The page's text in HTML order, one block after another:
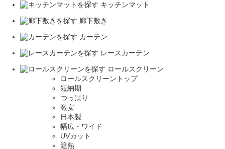
キッチンマット
廊下敷き
カーテン
レースカーテン
ロールスクリーン
ロールスクリーントップ
短納期
つっぱり
激安
日本製
幅広・ワイド
UVカット
遮熱